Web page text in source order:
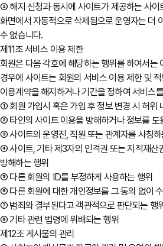
② 해지 신청과 동시에 사이트가 제공하는 사이
화면에서 자동적으로 삭제됨으로 운영자는 더
수 없습니다.
제11조 서비스 이용 제한
회원은 다음 각호에 해당하는 행위를 하여서는
경우에 사이트는 회원의 서비스 이용 제한 및
이용계약을 해지하거나 기간을 정하여 서비스
① 회원 가입시 혹은 가입 후 정보 변경 시 허위
② 타인의 사이트 이용을 방해하거나 정보를 도
③ 사이트의 운영진, 직원 또는 관계자를 사칭하
④ 사이트, 기타 제3자의 인격권 또는 지적재산
방해하는 행위
⑤ 다른 회원의 ID를 부정하게 사용하는 행위
⑥ 다른 회원에 대한 개인정보를 그 동의 없이
⑦ 범죄와 결부된다고 객관적으로 판단되는 행
⑧ 기타 관련 법령에 위배되는 행위
제12조 게시물의 관리